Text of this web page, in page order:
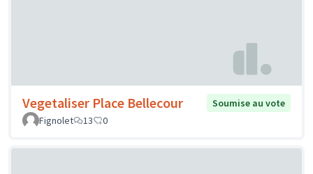
Vegetaliser Place Bellecour
Soumise au vote
Fignolet
13 0